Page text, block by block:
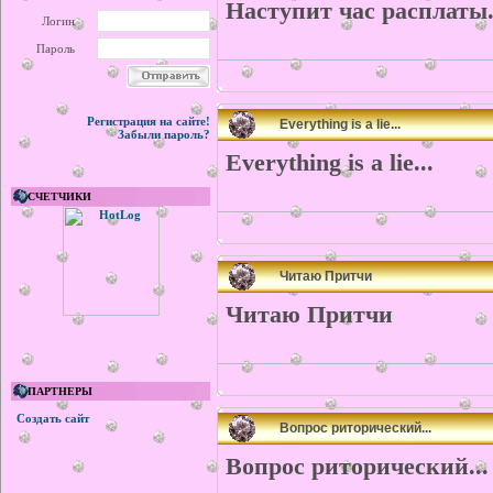
Логин
Пароль
Регистрация на сайте!
Забыли пароль?
СЧЕТЧИКИ
ПАРТНЕРЫ
Создать сайт
Наступит час
Everything is a lie...
Everything is a lie...
Читаю Притчи
Читаю Притчи
Вопрос риторический...
Вопрос риторический...